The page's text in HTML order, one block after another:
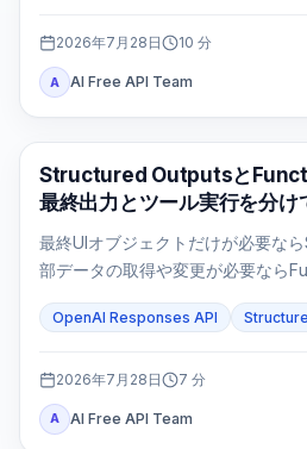
2026年7月28日 10 分
A AI Free API Team
OpenAI API
Structured Outputsと
最終出力とツール実行を分け
最終UIオブジェクトだけが必要な
部データの取得や変更が必要なら
答が必要な場合だけです。
OpenAI Responses API
2026年7月28日 7 分
A AI Free API Team